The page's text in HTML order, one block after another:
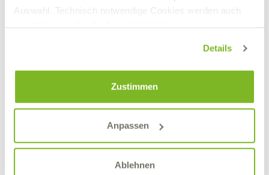
Auswahl. Technisch notwendige Cookies werden auch
Details
Zustimmen
Anpassen
Ablehnen
ISO 14001:2015
Nachhaltiges Umweltmanagement: verantwortungsbewusster
Umgang mit natürlichen Ressourcen.